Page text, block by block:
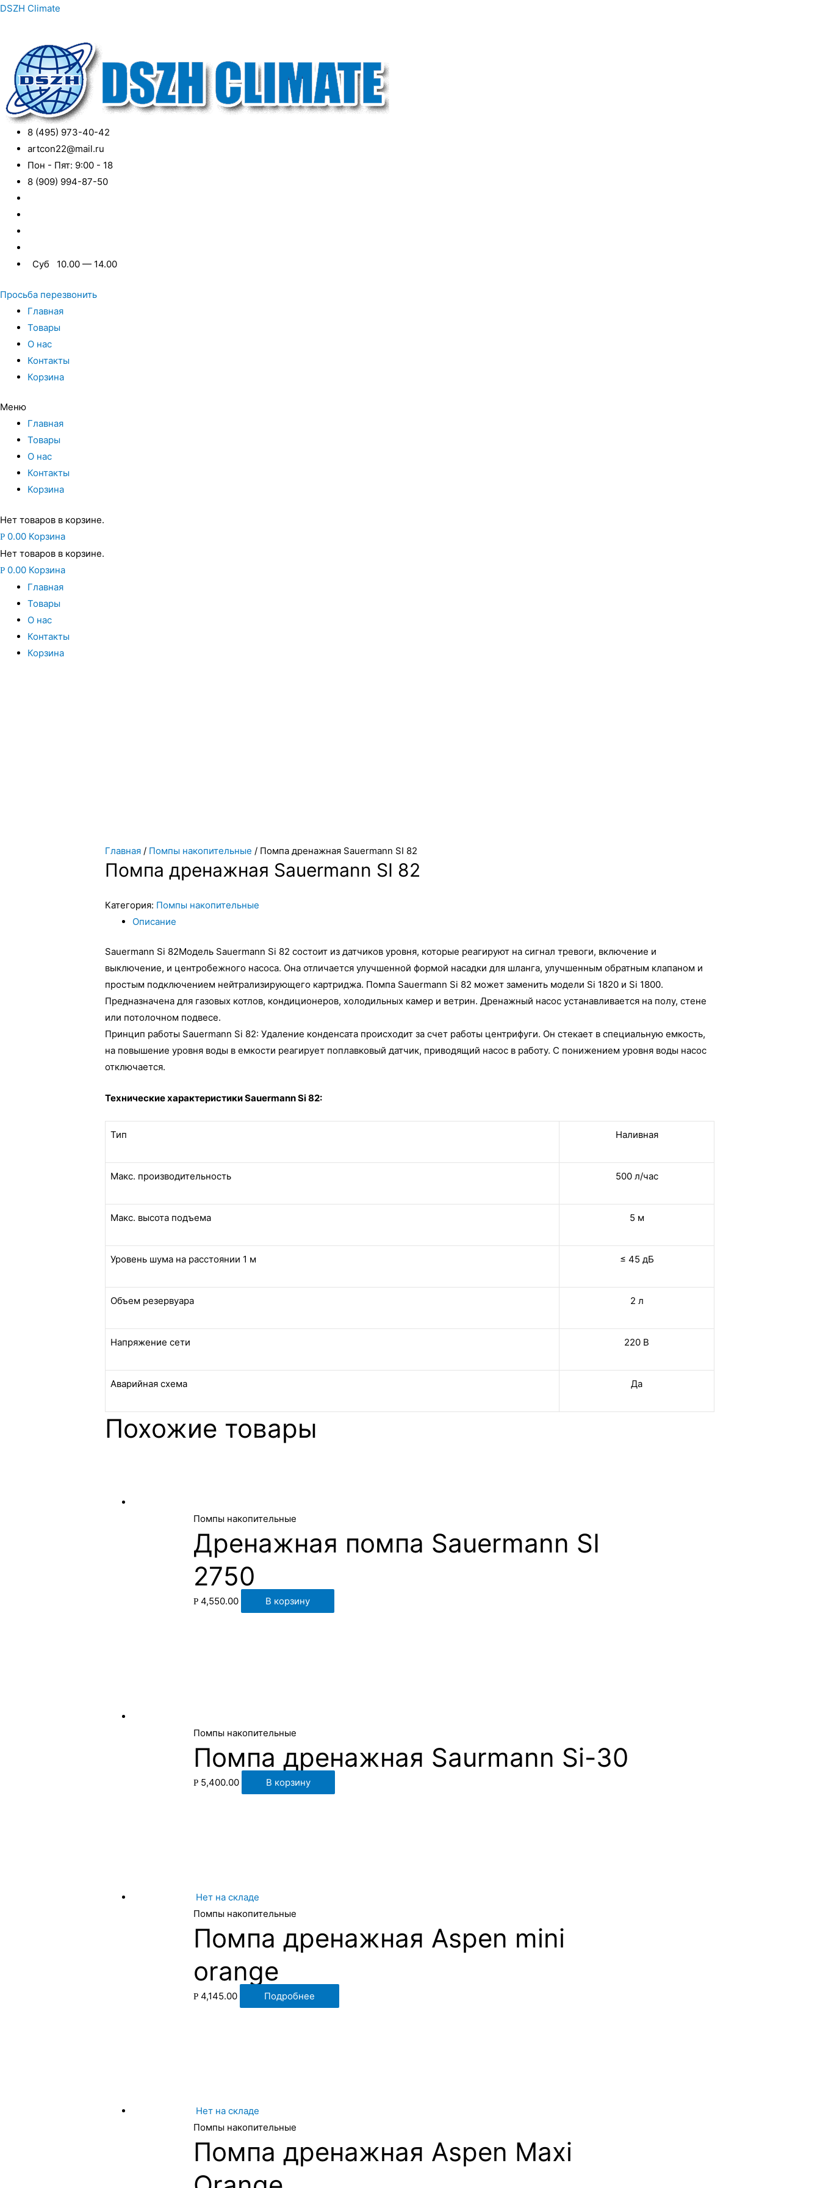
DSZH Climate
8 (495) 973-40-42
artcon22@mail.ru
Пон - Пят: 9:00 - 18
8 (909) 994-87-50
Суб 10.00 — 14.00
Просьба перезвонить
Главная
Товары
О нас
Контакты
Корзина
Меню
Главная
Товары
О нас
Контакты
Корзина
Нет товаров в корзине.
Р 0.00 Корзина
Нет товаров в корзине.
Р 0.00 Корзина
Главная
Товары
О нас
Контакты
Корзина
Главная / Помпы накопительные / Помпа дренажная Sauermann SI 82
Помпа дренажная Sauermann SI 82
Категория: Помпы накопительные
Описание
Sauermann Si 82Модель Sauermann Si 82 состоит из датчиков уровня, которые реагируют на сигнал тревоги, включение и
выключение, и центробежного насоса. Она отличается улучшенной формой насадки для шланга, улучшенным обратным клапаном и
простым подключением нейтрализирующего картриджа. Помпа Sauermann Si 82 может заменить модели Si 1820 и Si 1800.
Предназначена для газовых котлов, кондиционеров, холодильных камер и ветрин. Дренажный насос устанавливается на полу, стене
или потолочном подвесе.
Принцип работы Sauermann Si 82: Удаление конденсата происходит за счет работы центрифуги. Он стекает в специальную емкость,
на повышение уровня воды в емкости реагирует поплавковый датчик, приводящий насос в работу. С понижением уровня воды насос
отключается.
Технические характеристики Sauermann Si 82:
Тип Наливная
Макс. производительность 500 л/час
Макс. высота подъема 5 м
Уровень шума на расстоянии 1 м ≤ 45 дБ
Объем резервуара 2 л
Напряжение сети 220 В
Аварийная схема Да
Похожие товары
Помпы накопительные
Дренажная помпа Sauermann SI
2750
Р 4,550.00 В корзину
Помпы накопительные
Помпа дренажная Saurmann Si-30
Р 5,400.00 В корзину
Нет на складе
Помпы накопительные
Помпа дренажная Aspen mini
orange
Р 4,145.00 Подробнее
Нет на складе
Помпы накопительные
Помпа дренажная Aspen Maxi